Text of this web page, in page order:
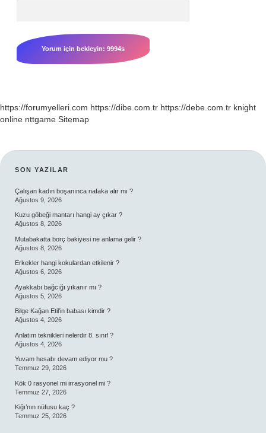
https://forumyelleri.com https://dibe.com.tr https://debe.com.tr knight
online nttgame Sitemap
SIDEBAR
SON YAZILAR
Çalışan kadın boşanınca nafaka alır mı ?
Ağustos 9, 2026
Kuzu göbeği mantarı hangi ay çıkar ?
Ağustos 8, 2026
Mutabakatta borç bakiyesi ne anlama gelir ?
Ağustos 8, 2026
Erkekler hangi kokulardan etkilenir ?
Ağustos 6, 2026
Ayakkabı bağcığı yıkanır mı ?
Ağustos 5, 2026
Bilge Kağan Etil’in babası kimdir ?
Ağustos 4, 2026
Anlatım teknikleri nelerdir 8. sınıf ?
Ağustos 4, 2026
Yuvam hesabı devam ediyor mu ?
Temmuz 29, 2026
Kök 0 rasyonel mi irrasyonel mi ?
Temmuz 27, 2026
Kiğı’nın nüfusu kaç ?
Temmuz 25, 2026